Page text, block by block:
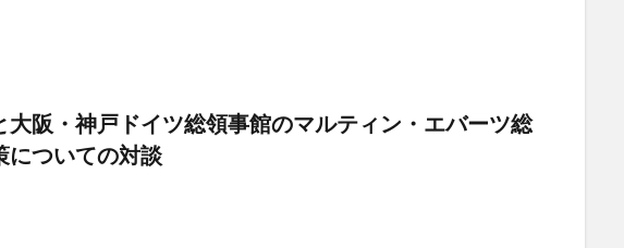
大阪・神戸ドイツ総領事館のマルティン・エバーツ総
についての対談